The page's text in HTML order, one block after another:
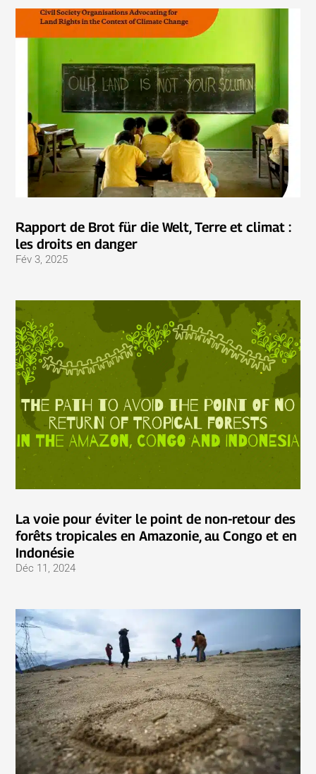
Rapport de Brot für die Welt, Terre et climat :
les droits en danger
Fév 3, 2025
La voie pour éviter le point de non-retour des
forêts tropicales en Amazonie, au Congo et en
Indonésie
Déc 11, 2024